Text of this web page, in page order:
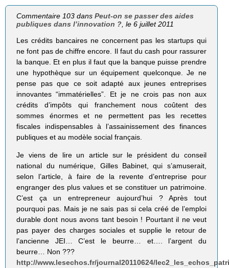
Commentaire 103 dansPeut-on se passer des aides
publiques dans l’innovation ? , le 6 juillet 2011
Les crédits bancaires ne concernent pas les startups qui
ne font pas de chiffre encore. Il faut du cash pour rassurer
la banque. Et en plus il faut que la banque puisse prendre
une hypothèque sur un équipement quelconque. Je ne
pense pas que ce soit adapté aux jeunes entreprises
innovantes “immatérielles”. Et je ne crois pas non aux
crédits d’impôts qui franchement nous coûtent des
sommes énormes et ne permettent pas les recettes
fiscales indispensables à l’assainissement des finances
publiques et au modèle social français.
Je viens de lire un article sur le président du conseil
national du numérique, Gilles Babinet, qui s’amuserait,
selon l’article, à faire de la revente d’entreprise pour
engranger des plus values et se constituer un patrimoine.
C’est ça un entrepreneur aujourd’hui ? Après tout
pourquoi pas. Mais je ne sais pas si cela créé de l’emploi
durable dont nous avons tant besoin ! Pourtant il ne veut
pas payer des charges sociales et supplie le retour de
l’ancienne JEI… C’est le beurre… et…. l’argent du
beurre… Non ???
http://www.lesechos.fr/journal20110624/